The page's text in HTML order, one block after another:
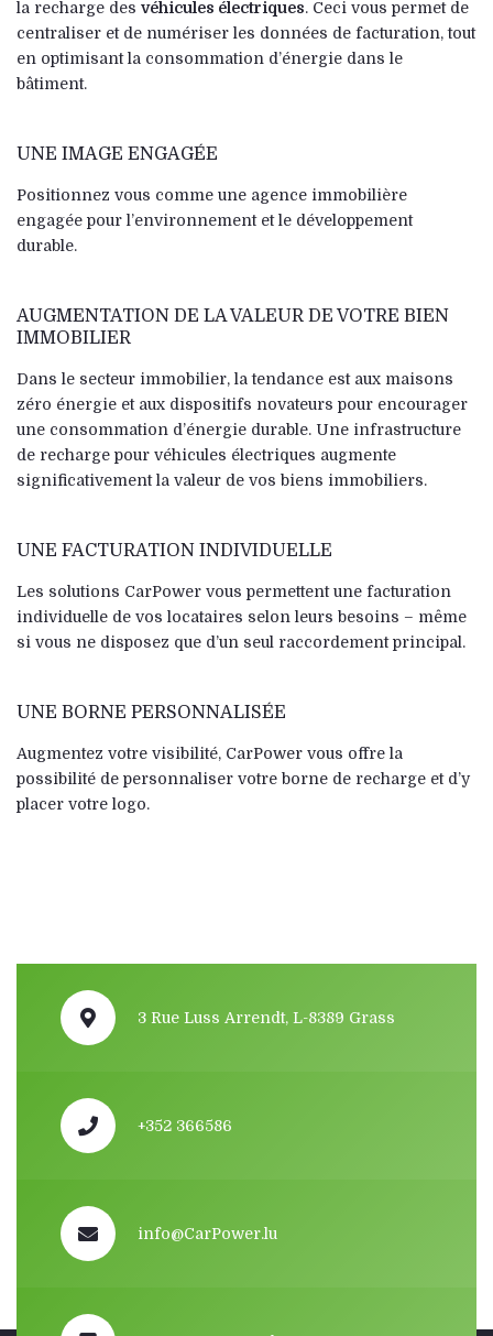
la recharge des véhicules électriques. Ceci vous permet de
centraliser et de numériser les données de facturation, tout
en optimisant la consommation d’énergie dans le
bâtiment.
UNE IMAGE ENGAGÉE
Positionnez vous comme une agence immobilière
engagée pour l’environnement et le développement
durable.
AUGMENTATION DE LA VALEUR DE VOTRE BIEN
IMMOBILIER
Dans le secteur immobilier, la tendance est aux maisons
zéro énergie et aux dispositifs novateurs pour encourager
une consommation d’énergie durable. Une infrastructure
de recharge pour véhicules électriques augmente
significativement la valeur de vos biens immobiliers.
UNE FACTURATION INDIVIDUELLE
Les solutions CarPower vous permettent une facturation
individuelle de vos locataires selon leurs besoins – même
si vous ne disposez que d’un seul raccordement principal.
UNE BORNE PERSONNALISÉE
Augmentez votre visibilité, CarPower vous offre la
possibilité de personnaliser votre borne de recharge et d’y
placer votre logo.
3 Rue Luss Arrendt, L-8389 Grass
+352 366586
info@CarPower.lu